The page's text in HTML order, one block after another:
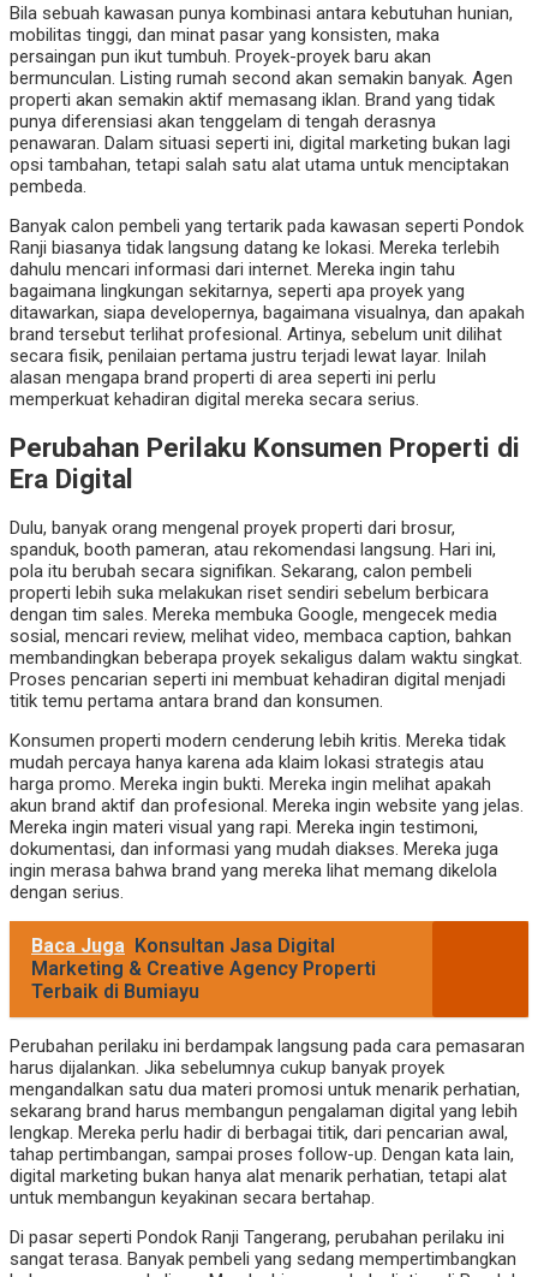
Bila sebuah kawasan punya kombinasi antara kebutuhan hunian,
mobilitas tinggi, dan minat pasar yang konsisten, maka
persaingan pun ikut tumbuh. Proyek-proyek baru akan
bermunculan. Listing rumah second akan semakin banyak. Agen
properti akan semakin aktif memasang iklan. Brand yang tidak
punya diferensiasi akan tenggelam di tengah derasnya
penawaran. Dalam situasi seperti ini, digital marketing bukan lagi
opsi tambahan, tetapi salah satu alat utama untuk menciptakan
pembeda.
Banyak calon pembeli yang tertarik pada kawasan seperti Pondok
Ranji biasanya tidak langsung datang ke lokasi. Mereka terlebih
dahulu mencari informasi dari internet. Mereka ingin tahu
bagaimana lingkungan sekitarnya, seperti apa proyek yang
ditawarkan, siapa developernya, bagaimana visualnya, dan apakah
brand tersebut terlihat profesional. Artinya, sebelum unit dilihat
secara fisik, penilaian pertama justru terjadi lewat layar. Inilah
alasan mengapa brand properti di area seperti ini perlu
memperkuat kehadiran digital mereka secara serius.
Perubahan Perilaku Konsumen Properti di
Era Digital
Dulu, banyak orang mengenal proyek properti dari brosur,
spanduk, booth pameran, atau rekomendasi langsung. Hari ini,
pola itu berubah secara signifikan. Sekarang, calon pembeli
properti lebih suka melakukan riset sendiri sebelum berbicara
dengan tim sales. Mereka membuka Google, mengecek media
sosial, mencari review, melihat video, membaca caption, bahkan
membandingkan beberapa proyek sekaligus dalam waktu singkat.
Proses pencarian seperti ini membuat kehadiran digital menjadi
titik temu pertama antara brand dan konsumen.
Konsumen properti modern cenderung lebih kritis. Mereka tidak
mudah percaya hanya karena ada klaim lokasi strategis atau
harga promo. Mereka ingin bukti. Mereka ingin melihat apakah
akun brand aktif dan profesional. Mereka ingin website yang jelas.
Mereka ingin materi visual yang rapi. Mereka ingin testimoni,
dokumentasi, dan informasi yang mudah diakses. Mereka juga
ingin merasa bahwa brand yang mereka lihat memang dikelola
dengan serius.
Baca Juga Konsultan Jasa Digital
Marketing & Creative Agency Properti
Terbaik di Bumiayu
Perubahan perilaku ini berdampak langsung pada cara pemasaran
harus dijalankan. Jika sebelumnya cukup banyak proyek
mengandalkan satu dua materi promosi untuk menarik perhatian,
sekarang brand harus membangun pengalaman digital yang lebih
lengkap. Mereka perlu hadir di berbagai titik, dari pencarian awal,
tahap pertimbangan, sampai proses follow-up. Dengan kata lain,
digital marketing bukan hanya alat menarik perhatian, tetapi alat
untuk membangun keyakinan secara bertahap.
Di pasar seperti Pondok Ranji Tangerang, perubahan perilaku ini
sangat terasa. Banyak pembeli yang sedang mempertimbangkan